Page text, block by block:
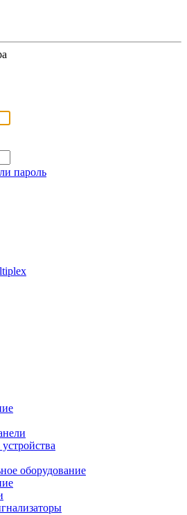
пароль
оборудование